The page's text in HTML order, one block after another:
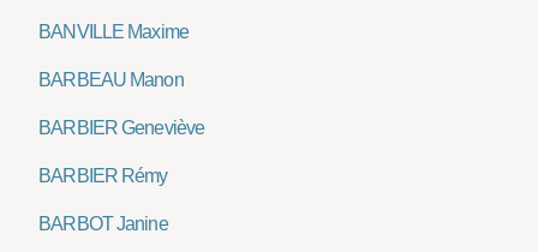
BANVILLE Maxime
BARBEAU Manon
BARBIER Geneviève
BARBIER Rémy
BARBOT Janine